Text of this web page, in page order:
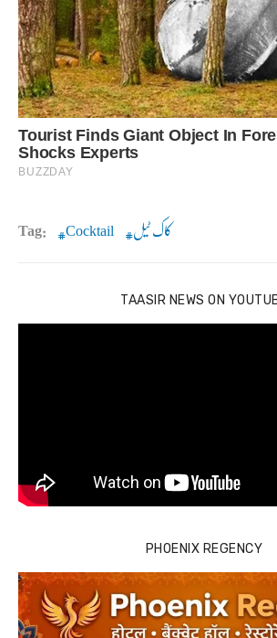
Tag: Cocktail کاک ٹیل
TAASIR NEWS ON
PHOENIX REGENCY